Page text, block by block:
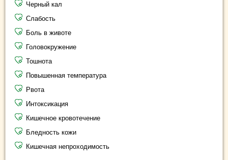
Черный кал
Слабость
Боль в животе
Головокружение
Тошнота
Повышенная температура
Рвота
Интоксикация
Кишечное кровотечение
Бледность кожи
Кишечная непроходимость